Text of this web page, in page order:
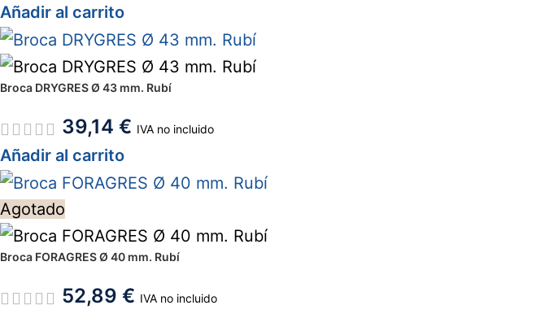
Añadir al carrito
Broca DRYGRES Ø 43 mm. Rubí
39,14 € IVA no incluido
Añadir al carrito
Agotado
Broca FORAGRES Ø 40 mm. Rubí
52,89 € IVA no incluido